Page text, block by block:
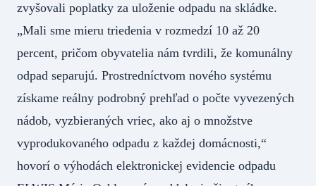
zvyšovali poplatky za uloženie odpadu na skládke.
„Mali sme mieru triedenia v rozmedzí 10 až 20
percent, pričom obyvatelia nám tvrdili, že komunálny
odpad separujú. Prostredníctvom nového systému
získame reálny podrobný prehľad o počte vyvezených
nádob, vyzbieraných vriec, ako aj o množstve
vyprodukovaného odpadu z každej domácnosti,“
hovorí o výhodách elektronickej evidencie odpadu